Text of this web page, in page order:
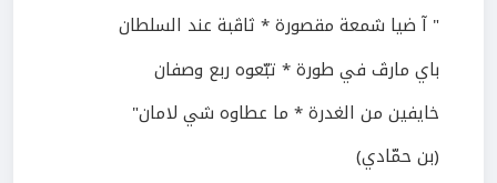
" آ ضيا شمعة مقصورة * ثاڤبة عند السلطان
باي مارڤ في طورة * تبّعوه ربع وصفان
خايفين من الغدرة * ما عطاوه شي لامان"
(بن حمّادي)